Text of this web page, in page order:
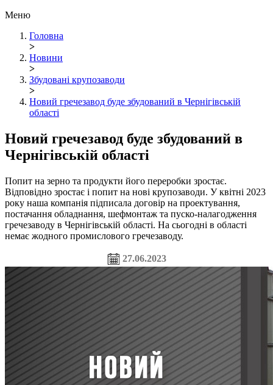
Меню
Головна
>
Новини
>
Збудовані крупозаводи
>
Новий гречезавод буде збудований в Чернігівській
області
Новий гречезавод буде збудований в
Чернігівській області
Попит на зерно та продукти його переробки зростає.
Відповідно зростає і попит на нові крупозаводи. У квітні 2023
року наша компанія підписала договір на проектування,
постачання обладнання, шефмонтаж та пуско-налагодження
гречезаводу в Чернігівській області. На сьогодні в області
немає жодного промислового гречезаводу.
27.06.2023